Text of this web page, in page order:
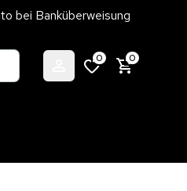
bei Banküberweisung
0 0